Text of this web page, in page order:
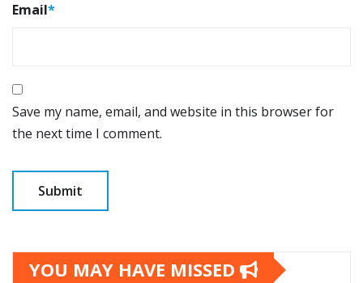
Email*
Save my name, email, and website in this browser for
the next time I comment.
YOU MAY HAVE MISSED